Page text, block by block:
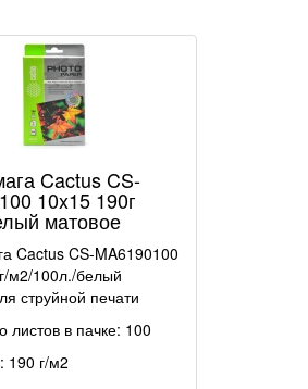
Cactus CS-
10x15 190г
матовое
Cactus CS-MA6190100
м2/100л./белый
струйной печати
листов в пачке: 100
190 г/м2